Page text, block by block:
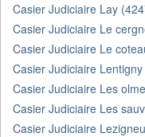
Casier Judiciaire Lay
Casier Judiciaire Le
Casier Judiciaire Le
Casier Judiciaire
Casier Judiciaire Les
Casier Judiciaire Les
Casier Judiciaire